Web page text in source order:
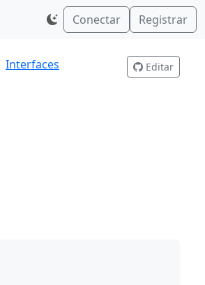
Conectar Registrar
Interfaces
Editar